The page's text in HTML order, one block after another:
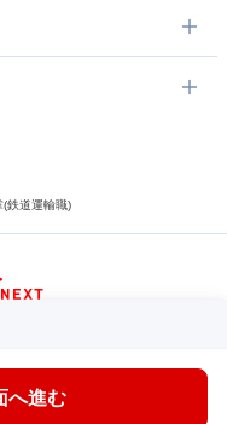
(鉄道運輸職)
へ進む
せ